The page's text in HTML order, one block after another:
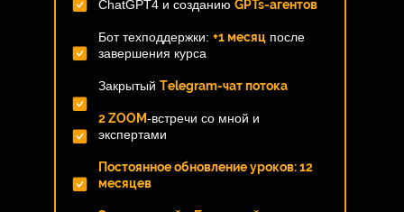
ChatGPT4 и созданию GPTs-агентов
Бот техподдержки: +1 месяц после
завершения курса
Закрытый Тelegram-чат потока
2 ZOOM-встречи со мной и
экспертами
Постоянное обновление уроков: 12
месяцев